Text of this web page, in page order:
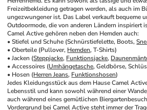
Freizeitbekleidung getragen werden, als auch im
ungezwungener ist. Das Label verkauft bequeme
Outdoormode, die von anderen Ländern inspiriert
Camel Active gehören neben den Hemden auch:
• Stiefel und Schuhe (Schnürstiefelette, Boots,
• Oberteile (Pullover, Hemden, T-Shirts)
• Jacken (Steppjacke, Funktionsjacke,
• Accessoires (Umhängetasche, Geldbörse,
• Hosen (Herren Jeans, Funktionshosen)
Jedes Kleidungsstück aus dem Hause Camel
Lebensstil und kann sowohl während einer
auch während eines gemütlichen
Vordergrund bei Camel Active steht immer der